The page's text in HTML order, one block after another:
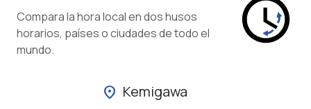
Compara la hora local en dos husos
horarios, países o ciudades de todo el
mundo.
location_on Kemigawa